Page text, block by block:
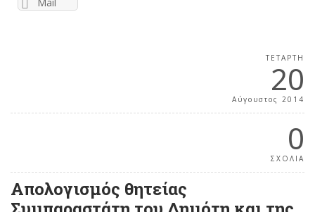
ΤΕΤΆΡΤΗ
20
Αύγουστος 2014
0
ΣΧΟΛΙΑ
Απολογισμός θητείας